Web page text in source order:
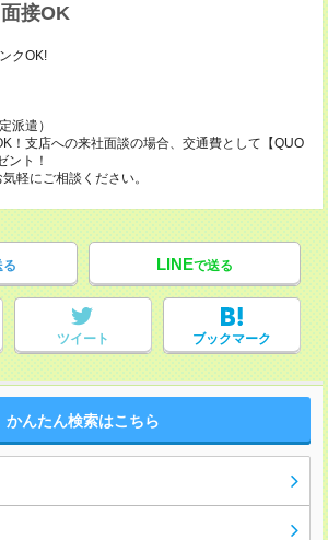
接OK
クOK!
派遣）
！支店への来社面談の場合、交通費として【QUO
ント！
軽にご相談ください。
る LINEで送る
ツイート ブックマーク
かんたん検索はこちら